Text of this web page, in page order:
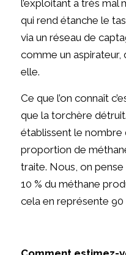
l’exploitant a très mal
qui rend étanche le
via un réseau de
comme un aspirateur,
elle.
Ce que l’on connaît
que la torchère
établissent le
proportion de
traite. Nous, on
10 % du méthane
cela en représente 90